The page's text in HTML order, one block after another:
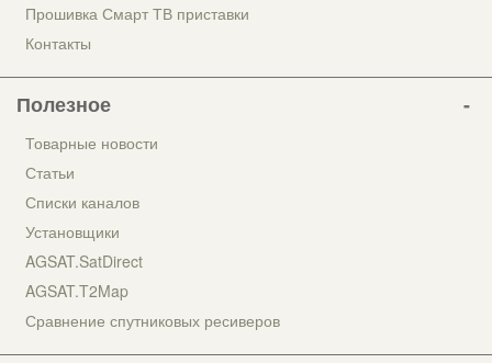
Прошивка Смарт ТВ приставки
Контакты
Полезное
Товарные новости
Статьи
Списки каналов
Установщики
AGSAT.SatDirect
AGSAT.T2Map
Сравнение спутниковых ресиверов